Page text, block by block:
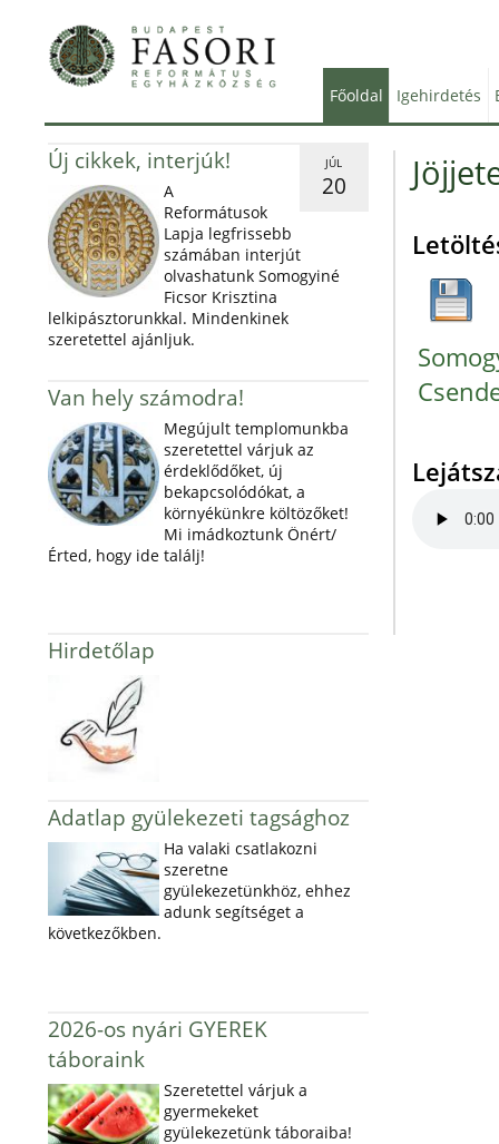
Főoldal Igehirdetés
JÚL
20
Új cikkek, interjúk!
A
Reformátusok
Lapja legfrissebb
számában interjút
olvashatunk Somogyiné
Ficsor Krisztina
lelkipásztorunkkal. Mindenkinek
szeretettel ajánljuk.
Van hely számodra!
Megújult templomunkba
szeretettel várjuk az
érdeklődőket, új
bekapcsolódókat, a
környékünkre költözőket!
Mi imádkoztunk Önért/
Érted, hogy ide találj!
Hirdetőlap
Adatlap gyülekezeti tagsághoz
Ha valaki csatlakozni
szeretne
gyülekezetünkhöz, ehhez
adunk segítséget a
következőkben.
2026-os nyári GYEREK
táboraink
Szeretettel várjuk a
gyermekeket
gyülekezetünk táboraiba!